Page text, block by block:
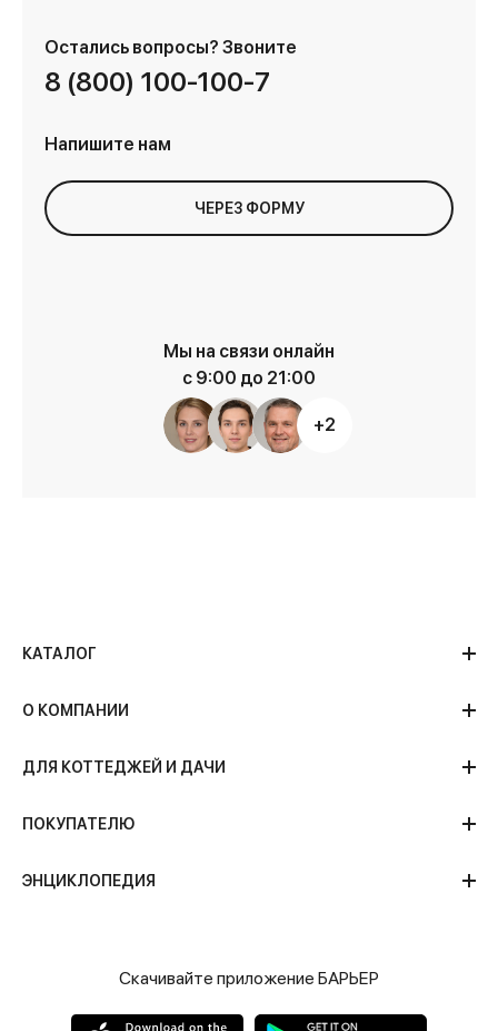
Остались вопросы? Звоните
8 (800) 100-100-7
Напишите нам
ЧЕРЕЗ ФОРМУ
Мы на связи онлайн
с 9:00 до 21:00
+2
КАТАЛОГ
О КОМПАНИИ
ДЛЯ КОТТЕДЖЕЙ И ДАЧИ
ПОКУПАТЕЛЮ
ЭНЦИКЛОПЕДИЯ
Скачивайте приложение БАРЬЕР